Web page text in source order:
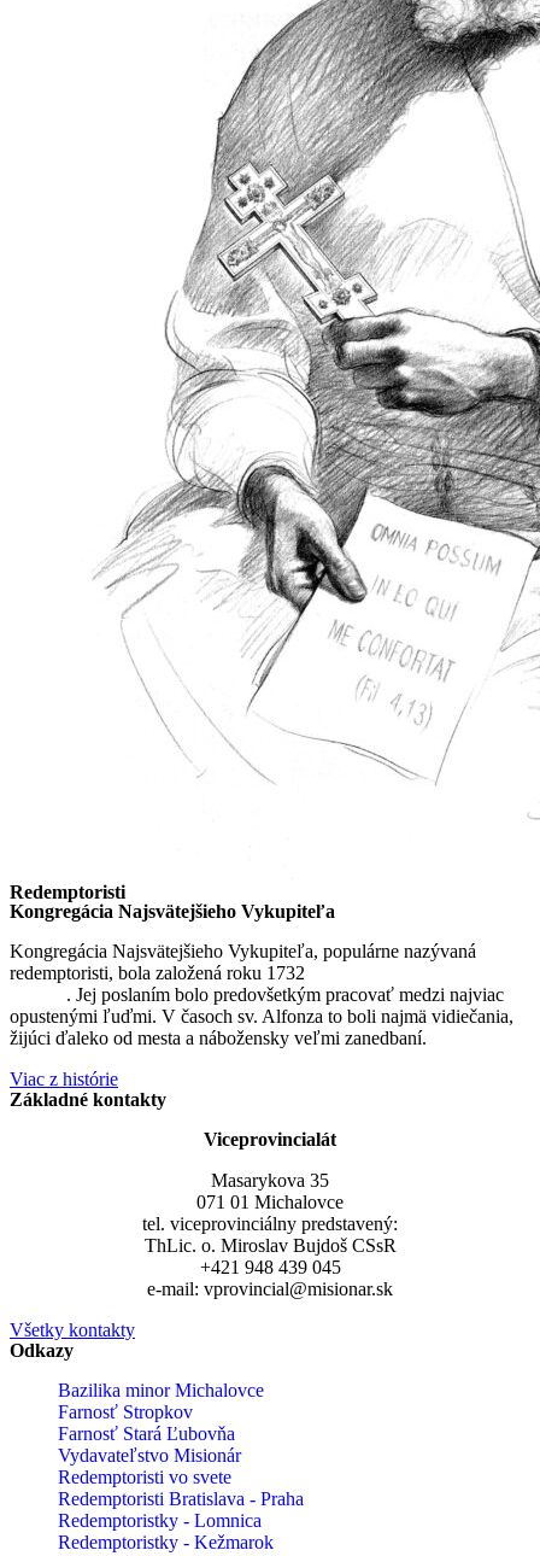
Redemptoristi
Kongregácia Najsvätejšieho Vykupiteľa
Kongregácia Najsvätejšieho Vykupiteľa, populárne nazývaná
redemptoristi, bola založená roku 1732
. Jej poslaním bolo predovšetkým pracovať medzi najviac
opustenými ľuďmi. V časoch sv. Alfonza to boli najmä vidiečania,
žijúci ďaleko od mesta a nábožensky veľmi zanedbaní.
Viac z histórie
Základné kontakty
Viceprovincialát
Masarykova 35
071 01 Michalovce
tel. viceprovinciálny predstavený:
ThLic. o. Miroslav Bujdoš CSsR
+421 948 439 045
e-mail: vprovincial@misionar.sk
Všetky kontakty
Odkazy
Bazilika minor Michalovce
Farnosť Stropkov
Farnosť Stará Ľubovňa
Vydavateľstvo Misionár
Redemptoristi vo svete
Redemptoristi Bratislava - Praha
Redemptoristky - Lomnica
Redemptoristky - Kežmarok